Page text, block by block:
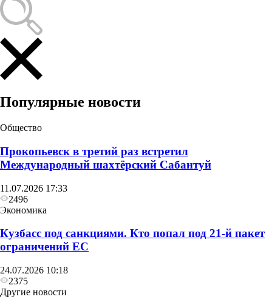
Другие новости
В воскресенье в Кузбассе сначала похолодает до
+6, а затем потеплеет до +27
Популярные новости
Общество
Прокопьевск в третий раз встретил
Международный шахтёрский Сабантуй
11.07.2026 17:33
2496
Экономика
Кузбасс под санкциями. Кто попал под 21‑й пакет
ограничений ЕС
24.07.2026 10:18
2375
Другие новости